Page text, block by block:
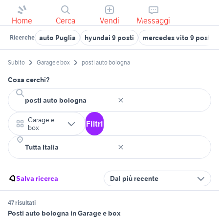
Home Cerca Vendi Messaggi
Ricerche auto Puglia hyundai 9 posti mercedes vito 9 posti
Subito Garage e box posti auto bologna
Cosa cerchi?
Garage e
box
Filtri
Salva ricerca Dal più recente
47 risultati
Posti auto bologna in Garage e box